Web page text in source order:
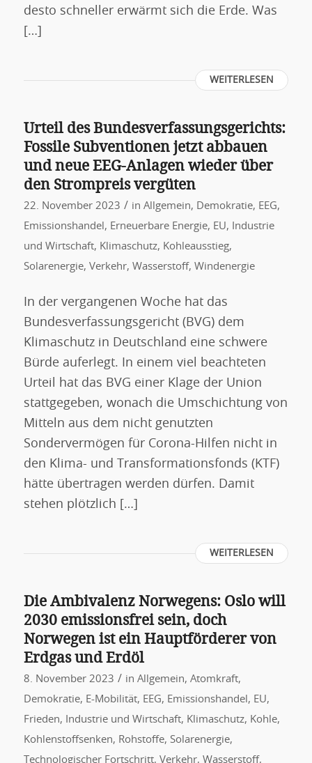
desto schneller erwärmt sich die Erde. Was
[…]
WEITERLESEN
Urteil des Bundesverfassungsgerichts:
Fossile Subventionen jetzt abbauen
und neue EEG-Anlagen wieder über
den Strompreis vergüten
22. November 2023 / in Allgemein, Demokratie, EEG,
Emissionshandel , Erneuerbare Energie, EU,
Industrie
und Wirtschaft, Klimaschutz, Kohleausstieg,
Solarenergie, Verkehr, Wasserstoff, Windenergie
In der vergangenen Woche hat das
Bundesverfassungsgericht (BVG) dem
Klimaschutz in Deutschland eine schwere
Bürde auferlegt. In einem viel beachteten
Urteil hat das BVG einer Klage der Union
stattgegeben, wonach die Umschichtung von
Mitteln aus dem nicht genutzten
Sondervermögen für Corona-Hilfen nicht in
den Klima- und Transformationsfonds (KTF)
hätte übertragen werden dürfen. Damit
stehen plötzlich […]
WEITERLESEN
Die Ambivalenz Norwegens: Oslo will
2030 emissionsfrei sein, doch
Norwegen ist ein Hauptförderer von
Erdgas und Erdöl
8. November 2023 / in Allgemein, Atomkraft,
Demokratie, E-Mobilität, EEG, Emissionshandel , EU,
Frieden, Industrie und Wirtschaft, Klimaschutz, Kohle,
Kohlenstoffsenken, Rohstoffe, Solarenergie,
Technologischer Fortschritt, Verkehr, Wasserstoff,